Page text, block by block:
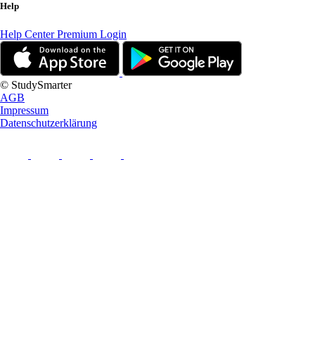
Help
Help CenterPremium Login
© StudySmarter
AGB
Impressum
Datenschutzerklärung